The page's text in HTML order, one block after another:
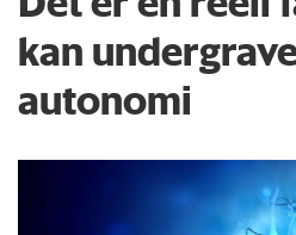
kan
autonomi